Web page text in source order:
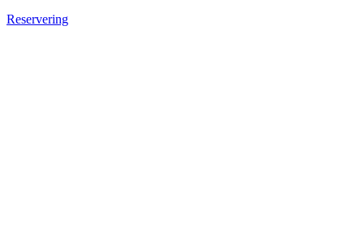
Reservering